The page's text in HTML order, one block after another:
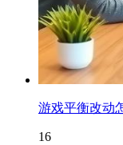
游戏平衡改动
16